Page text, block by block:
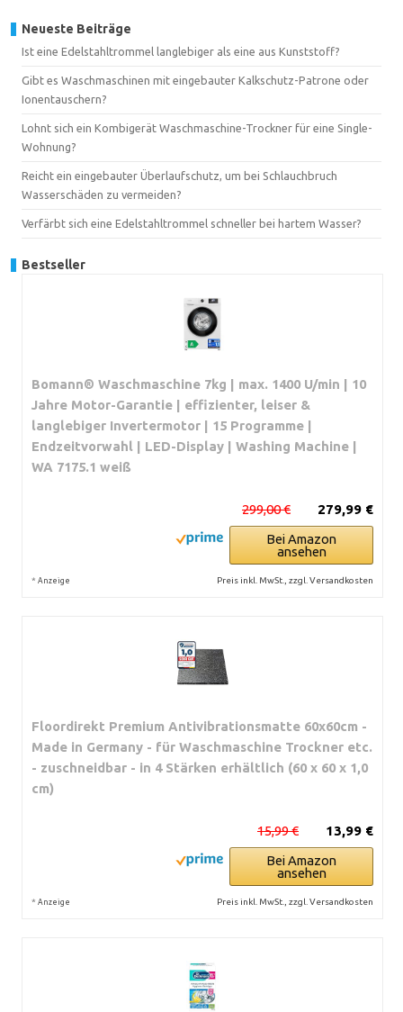
Neueste Beiträge
Ist eine Edelstahltrommel langlebiger als eine aus Kunststoff?
Gibt es Waschmaschinen mit eingebauter Kalkschutz-Patrone oder
Ionentauschern?
Lohnt sich ein Kombigerät Waschmaschine-Trockner für eine Single-
Wohnung?
Reicht ein eingebauter Überlaufschutz, um bei Schlauchbruch
Wasserschäden zu vermeiden?
Verfärbt sich eine Edelstahltrommel schneller bei hartem Wasser?
Bestseller
Bomann® Waschmaschine 7kg | max. 1400 U/min | 10
Jahre Motor-Garantie | effizienter, leiser &
langlebiger Invertermotor | 15 Programme |
Endzeitvorwahl | LED-Display | Washing Machine |
WA 7175.1 weiß
279,99 €
299,00 €
Bei Amazon
ansehen
* Anzeige Preis inkl. MwSt., zzgl. Versandkosten
Floordirekt Premium Antivibrationsmatte 60x60cm -
Made in Germany - für Waschmaschine Trockner etc.
- zuschneidbar - in 4 Stärken erhältlich (60 x 60 x 1,0
cm)
13,99 €
15,99 €
Bei Amazon
ansehen
* Anzeige Preis inkl. MwSt., zzgl. Versandkosten